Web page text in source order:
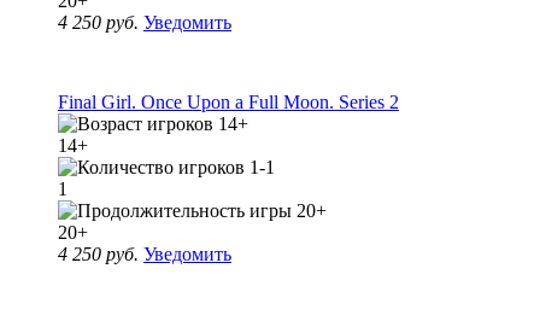
4 250 руб. Уведомить
Final Girl. Once Upon a Full Moon. Series 2
14+
1
20+
4 250 руб. Уведомить